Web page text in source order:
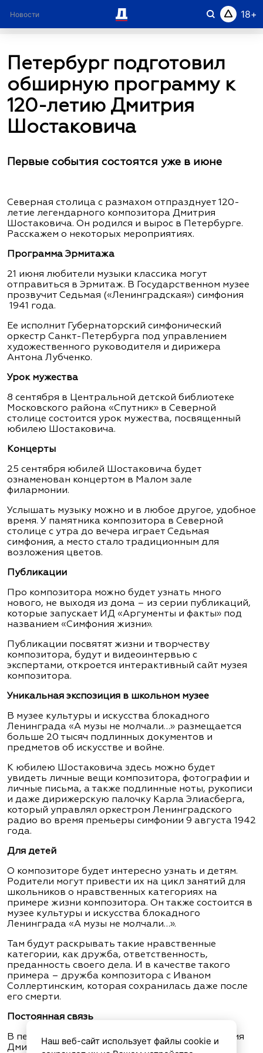
Новости 18
Рубрики Город в лицах О проекте
Петербург подготовил
обширную программу к
120-летию Дмитрия
Шостаковича
Первые события состоятся уже в июне
Северная столица с размахом отпразднует 120-
летие легендарного композитора Дмитрия
Шостаковича. Он родился и вырос в Петербурге.
Расскажем о некоторых мероприятиях.
Программа Эрмитажа
21 июня любители музыки классика могут
отправиться в Эрмитаж. В Государственном музее
прозвучит Седьмая («Ленинградская») симфония
1941 года.
Ее исполнит Губернаторский симфонический
оркестр Санкт-Петербурга под управлением
художественного руководителя и дирижера
Антона Лубченко.
Урок мужества
8 сентября в Центральной детской библиотеке
Московского района «Спутник» в Северной
столице состоится урок мужества, посвященный
юбилею Шостаковича.
Концерты
25 сентября юбилей Шостаковича будет
ознаменован концертом в Малом зале
филармонии.
Услышать музыку можно и в любое другое, удобное
время. У памятника композитора в Северной
столице с утра до вечера играет Седьмая
симфония, а место стало традиционным для
возложения цветов.
Публикации
Про композитора можно будет узнать много
нового, не выходя из дома – из серии публикаций,
которые запускает ИД «Аргументы и факты» под
названием «Симфония жизни».
Публикации посвятят жизни и творчеству
композитора, будут и видеоинтервью с
экспертами, откроется интерактивный сайт музея
композитора.
Уникальная экспозиция в школьном музее
В музее культуры и искусства блокадного
Ленинграда «А музы не молчали…» размещается
больше 20 тысяч подлинных документов и
предметов об искусстве и войне.
К юбилею Шостаковича здесь можно будет
увидеть личные вещи композитора, фотографии и
личные письма, а также подлинные ноты, рукописи
и даже дирижерскую палочку Карла Элиасберга,
который управлял оркестром Ленинградского
радио во время премьеры симфонии 9 августа 1942
года.
Для детей
О композиторе будет интересно узнать и детям.
Родители могут привести их на цикл занятий для
школьников о нравственных категориях на
примере жизни композитора. Он также состоится в
музее культуры и искусства блокадного
Ленинграда «А музы не молчали…».
Там будут раскрывать такие нравственные
категории, как дружба, ответственность,
преданность своего дела. И в качестве такого
примера – дружба композитора с Иваном
Соллертинским, которая сохранилась даже после
его смерти.
Постоянная связь
В петербургской филармонии, которая носит имя
Дмитрия Шостаковича будет специальный
Наш веб-сайт использует файлы cookie и